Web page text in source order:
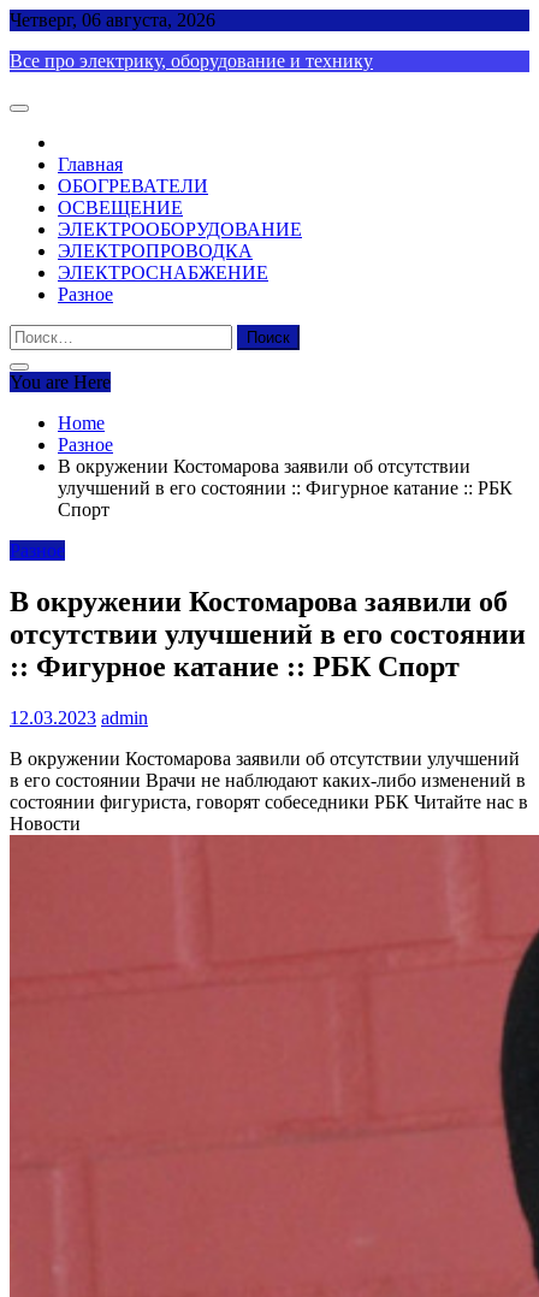
Skip
content
Четверг, 06 августа, 2026
Все про электрику, оборудование и технику
Главная
ОБОГРЕВАТЕЛИ
ОСВЕЩЕНИЕ
ЭЛЕКТРООБОРУДОВАНИЕ
ЭЛЕКТРОПРОВОДКА
ЭЛЕКТРОСНАБЖЕНИЕ
Разное
Найти:
You are Here
Home
Разное
В окружении Костомарова заявили об отсутствии
улучшений в его состоянии :: Фигурное катание :: РБК
Спорт
Разное
В окружении Костомарова заявили об
отсутствии улучшений в его состоянии
:: Фигурное катание :: РБК Спорт
12.03.2023 admin
В окружении Костомарова заявили об отсутствии улучшений
в его состоянии Врачи не наблюдают каких-либо изменений в
состоянии фигуриста, говорят собеседники РБК Читайте нас в
Новости